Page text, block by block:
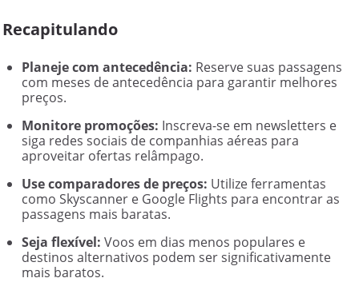
Recapitulando
Planeje com antecedência: Reserve suas passagens
com meses de antecedência para garantir melhores
preços.
Monitore promoções: Inscreva-se em newsletters e
siga redes sociais de companhias aéreas para
aproveitar ofertas relâmpago.
Use comparadores de preços: Utilize ferramentas
como Skyscanner e Google Flights para encontrar as
passagens mais baratas.
Seja flexível: Voos em dias menos populares e
destinos alternativos podem ser significativamente
mais baratos.